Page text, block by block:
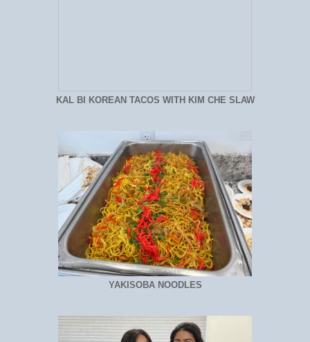
KAL BI KOREAN TACOS WITH KIM CHE SLAW
YAKISOBA NOODLES